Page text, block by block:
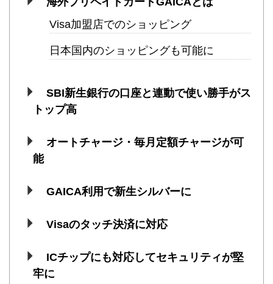
Visa加盟店でのショッピング
日本国内のショッピングも可能に
SBI新生銀行の口座と連動で使い勝手がス
トップ高
オートチャージ・毎月定額チャージが可
能
GAICA利用で新生シルバーに
Visaのタッチ決済に対応
ICチップにも対応してセキュリティが堅
牢に